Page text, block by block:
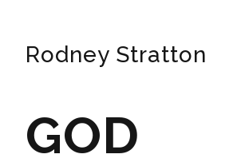
Rodney Stratton
GOD